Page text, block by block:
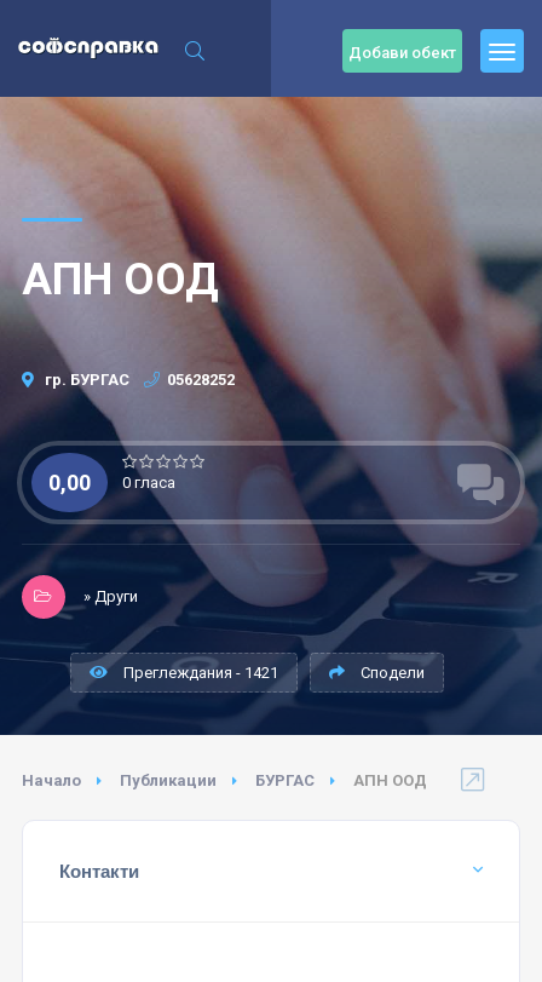
Добави обект
АПН ООД
гр. БУРГАС 05628252
0,00 0 гласа
» Други
Преглеждания - 1421 Сподели
Начало Публикации БУРГАС АПН ООД
Контакти